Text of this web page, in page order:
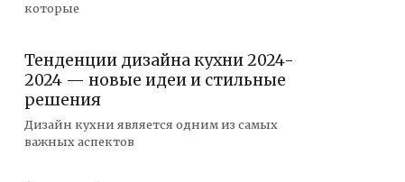
которые
Тенденции дизайна кухни 2024-
2024 — новые идеи и стильные
решения
Дизайн кухни является одним из самых
важных аспектов